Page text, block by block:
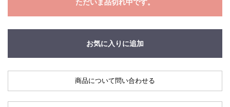
ただいま品切れ中です。
お気に入りに追加
商品について問い合わせる